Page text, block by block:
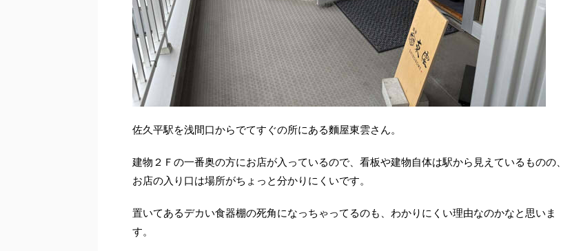
佐久平駅を浅間口からでてすぐの所にある麵屋東雲さん。
建物２Ｆの一番奥の方にお店が入っているので、看板や建物自体は駅から見えているものの、
お店の入り口は場所がちょっと分かりにくいです。
置いてあるデカい食器棚の死角になっちゃってるのも、わかりにくい理由なのかなと思いま
す。